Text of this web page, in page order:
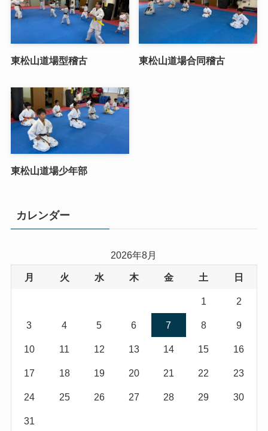
東松山道場型稽古 東松山道場合同稽古
東松山道場少年部
カレンダー
2026年8月
月 火 水 木 金 土 日
1 2
3 4 5 6 7 8 9
10 11 12 13 14 15 16
17 18 19 20 21 22 23
24 25 26 27 28 29 30
31